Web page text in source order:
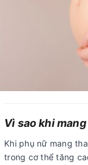
Vì sao khi
Khi phụ nữ mang
trong cơ thể tăng